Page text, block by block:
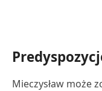
Mieczysław może